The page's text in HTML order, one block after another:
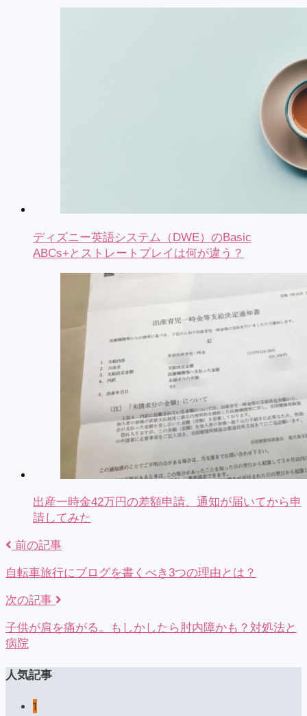
ディズニー英語システム（DWE）のBasic
ABCs+とストレートプレイは何が違う？
出産一時金42万円の差額申請、通知が届いてから申
請してみた
前の記事
自転車旅行にブログを書くべき3つの理由とは？
次の記事
子供が肩を痛がる。もしかしたら肘内障かも？対処法と
病院
人気記事
1